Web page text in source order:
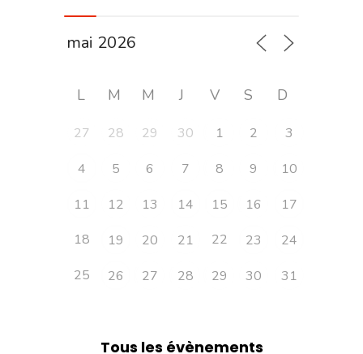
L M M J V S D
27 28 29 30 1 2
3
4
5 6 7 8 9
10
11
12 13 14 15 16
17
18
19 20 21 22 23
24
25
26 27 28 29 30 31
Tous les évènements